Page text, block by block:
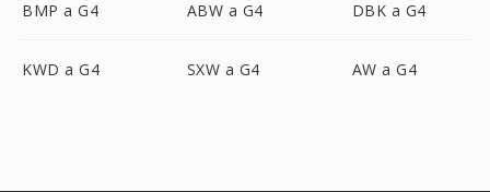
BMP a G4 ABW a G4 DBK a G4
KWD a G4 SXW a G4 AW a G4